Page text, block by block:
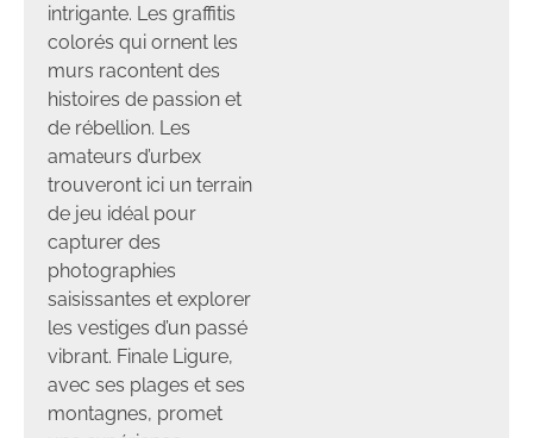
intrigante. Les graffitis
colorés qui ornent les
murs racontent des
histoires de passion et
de rébellion. Les
amateurs d’urbex
trouveront ici un terrain
de jeu idéal pour
capturer des
photographies
saisissantes et explorer
les vestiges d’un passé
vibrant. Finale Ligure,
avec ses plages et ses
montagnes, promet